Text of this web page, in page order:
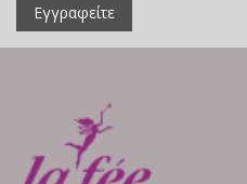
Εγγραφείτε